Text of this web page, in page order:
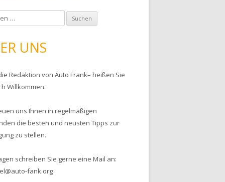
UNS
Redaktion von Auto Frank– heißen Sie
Willkommen.
uns Ihnen in regelmäßigen
die besten und neusten Tipps zur
zu stellen.
schreiben Sie gerne eine Mail an:
fank.org